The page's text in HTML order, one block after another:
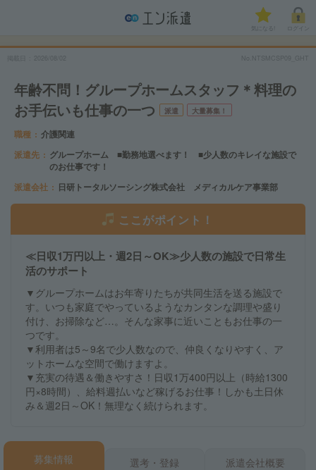
気になる!
No.NTSMCSP09_GHT
年齢不問！グループホームスタッフ＊料理の
お手伝いも仕事の一つ
派遣 大量募集！
職種
介護関連
派遣先
グループホーム ■勤務地選べます！ ■少人数のキレイな施設で
のお仕事です！
派遣会社
日研トータルソーシング株式会社 メディカルケア事業部
ここがポイント！
≪日収1万円以上・週2日～OK≫少人数の施設で日常生
活のサポート
▼グループホームはお年寄りたちが共同生活を送る施設で
す。いつも家庭でやっているようなカンタンな調理や盛り
付け、お掃除など…。そんな家事に近いこともお仕事の一
つです。
▼利用者は5～9名で少人数なので、仲良くなりやすく、ア
ットホームな空間で働けますよ。
▼充実の待遇＆働きやすさ！日収1万400円以上（時給1300
円×8時間）、給料週払いなど稼げるお仕事！しかも土日休
み＆週2日～OK！無理なく続けられます。
募集情報 選考・登録 派遣会社概要